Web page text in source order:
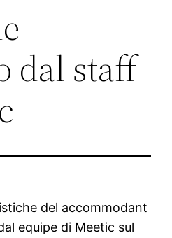
dal staff
del accommodant
equipe di Meetic sul